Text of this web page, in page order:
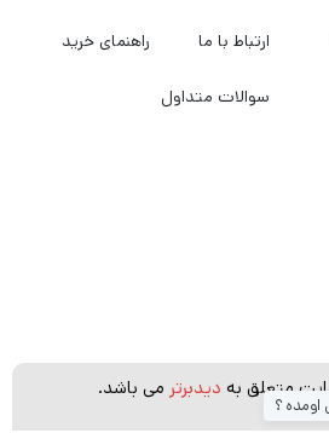
ارتباط با ما راهنمای خرید
سوالات متداول
متعلق به دیدبرتر می باشد.
اومده ؟